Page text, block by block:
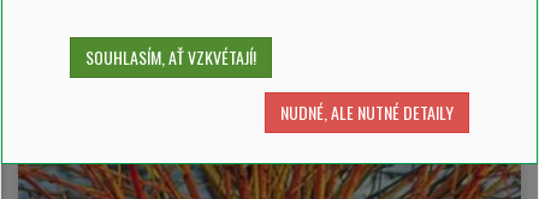
SOUHLASÍM, AŤ VZKVÉTAJÍ!
NUDNÉ, ALE NUTNÉ DETAILY